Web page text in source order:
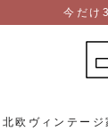
今だけ
北欧ヴィンテージ